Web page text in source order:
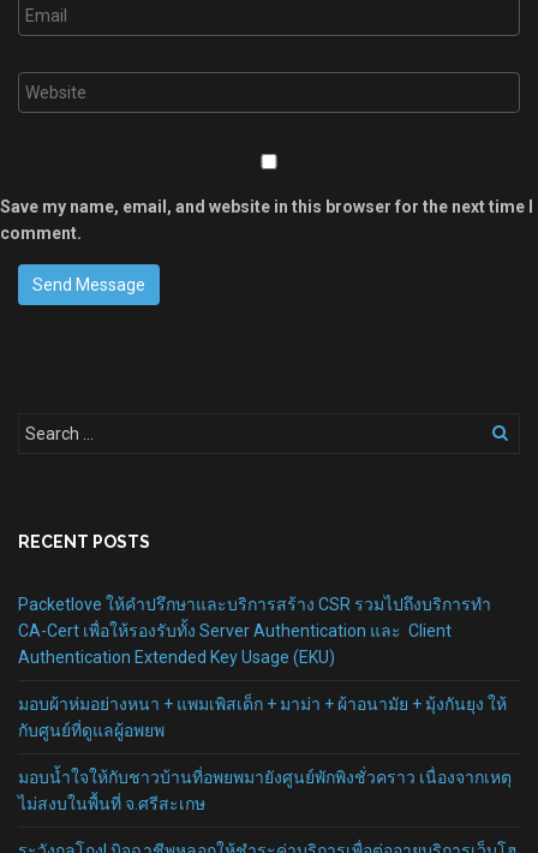
Save my name, email, and website in this browser for the next time I
comment.
RECENT POSTS
Packetlove ให้คำปรึกษาและบริการสร้าง CSR รวมไปถึงบริการทำ
CA-Cert เพื่อให้รองรับทั้ง Server Authentication และ Client
Authentication Extended Key Usage (EKU)
มอบผ้าห่มอย่างหนา + แพมเพิสเด็ก + มาม่า + ผ้าอนามัย + มุ้งกันยุง ให้
กับศูนย์ที่ดูแลผู้อพยพ
มอบน้ำใจให้กับชาวบ้านที่อพยพมายังศูนย์พักพิงชั่วคราว เนื่องจากเหตุ
ไม่สงบในพื้นที่ จ.ศรีสะเกษ